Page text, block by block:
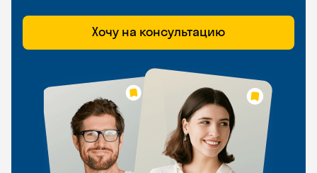
Хочу на консультацию